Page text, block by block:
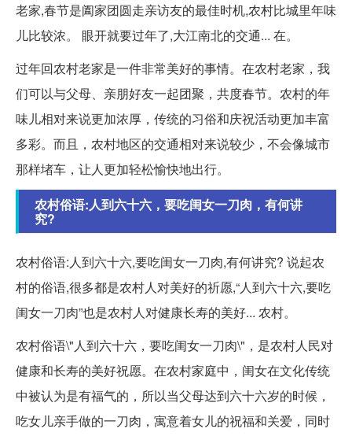
老家,春节是阖家团圆走亲访友的最佳时机,农村比城里年味
儿比较浓。 眼开就要过年了,大江南北的交通... 在。
过年回农村老家是一件非常美好的事情。在农村老家，我
们可以与父母、亲朋好友一起团聚，共度春节。农村的年
味儿相对来说更加浓厚，传统的习俗和庆祝活动更加丰富
多彩。而且，农村地区的交通相对来说较少，不会像城市
那样堵车，让人更加轻松愉快地出行。
农村俗语:人到六十六，要吃闺女一刀肉，有何讲
究?
农村俗语:人到六十六,要吃闺女一刀肉,有何讲究? 说起农
村的俗语,很多都是农村人对美好的祈愿,“人到六十六,要吃
闺女一刀肉”也是农村人对健康长寿的美好... 农村。
农村俗语\"人到六十六，要吃闺女一刀肉\"，是农村人民对
健康和长寿的美好祝愿。在农村家庭中，闺女在文化传统
中被认为是有福气的，所以当父母达到六十六岁的时候，
吃女儿亲手做的一刀肉，寓意着女儿的祝福和关爱，同时